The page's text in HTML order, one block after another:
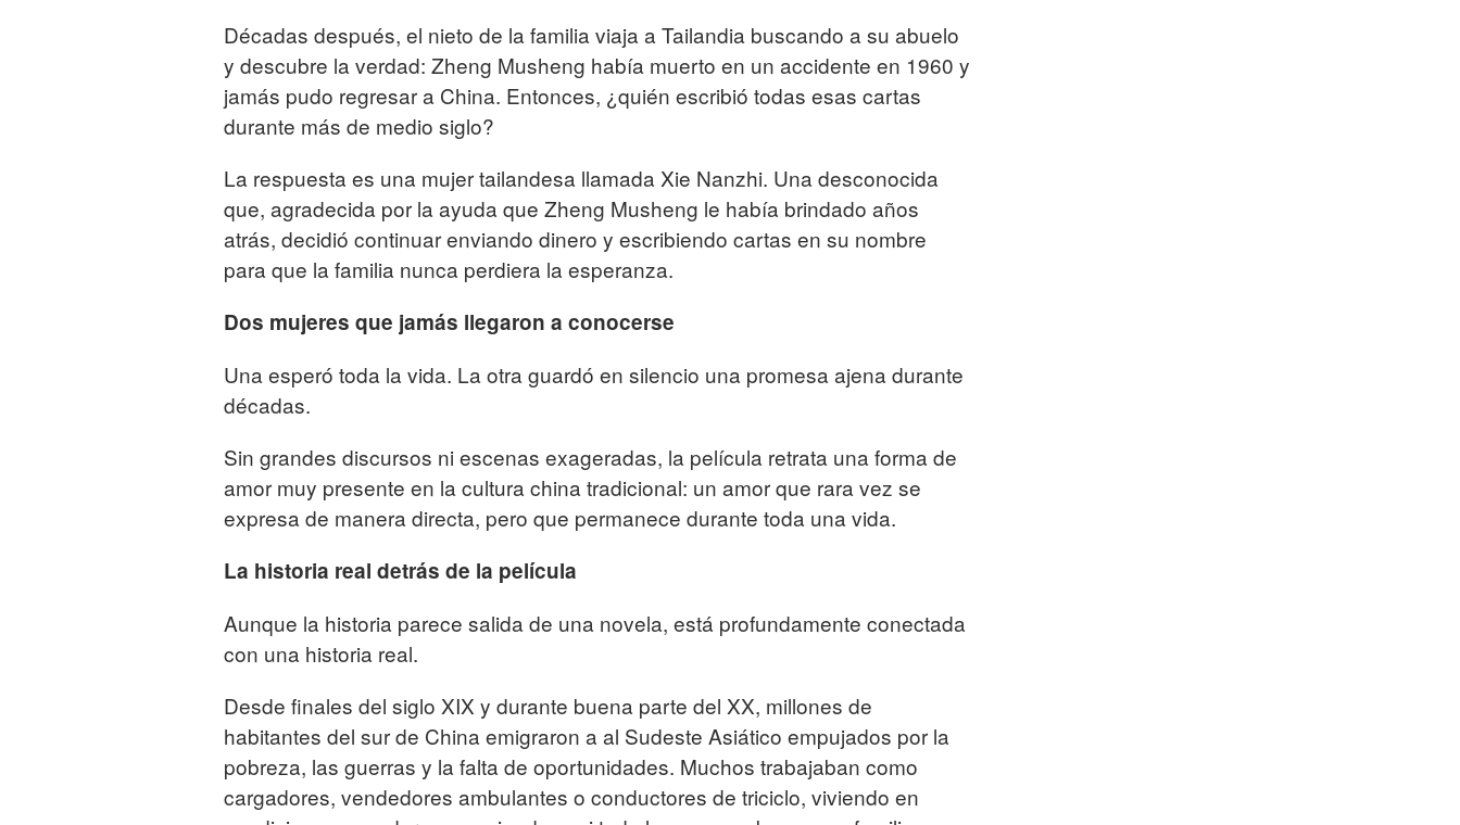
Décadas después, el nieto de la familia viaja a Tailandia buscando a su abuelo
y descubre la verdad: Zheng Musheng había muerto en un accidente en 1960 y
jamás pudo regresar a China. Entonces, ¿quién escribió todas esas cartas
durante más de medio siglo?
La respuesta es una mujer tailandesa llamada Xie Nanzhi. Una desconocida
que, agradecida por la ayuda que Zheng Musheng le había brindado años
atrás, decidió continuar enviando dinero y escribiendo cartas en su nombre
para que la familia nunca perdiera la esperanza.
Dos mujeres que jamás llegaron a conocerse
Una esperó toda la vida. La otra guardó en silencio una promesa ajena durante
décadas.
Sin grandes discursos ni escenas exageradas, la película retrata una forma de
amor muy presente en la cultura china tradicional: un amor que rara vez se
expresa de manera directa, pero que permanece durante toda una vida.
La historia real detrás de la película
Aunque la historia parece salida de una novela, está profundamente conectada
con una historia real.
Desde finales del siglo XIX y durante buena parte del XX, millones de
habitantes del sur de China emigraron a al Sudeste Asiático empujados por la
pobreza, las guerras y la falta de oportunidades. Muchos trabajaban como
cargadores, vendedores ambulantes o conductores de triciclo, viviendo en